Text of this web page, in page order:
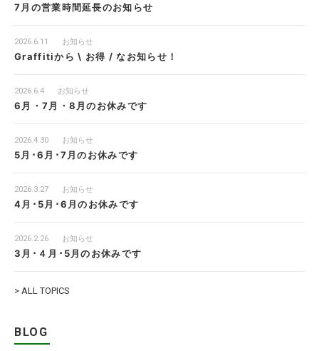
7月の営業時間延長のお知らせ
2026.6.11 お知らせ
Graffitiから \ お得 / なお知らせ！
2026.6.4 お知らせ
6月・7月・8月のお休みです
2026.4.30 お知らせ
5月･6月･7月のお休みです
2026.3.27 お知らせ
4月･5月･6月のお休みです
2026.2.26 お知らせ
3月･４月･5月のお休みです
> ALL TOPICS
BLOG